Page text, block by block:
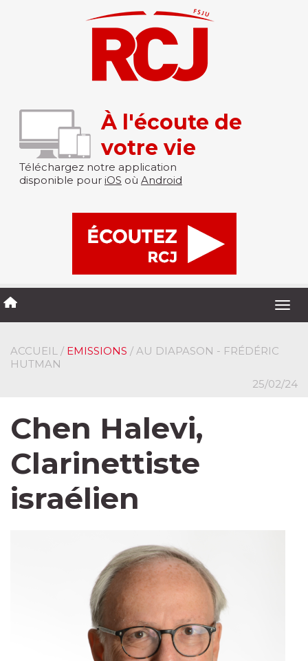
À l'écoute de
votre vie
Téléchargez notre application
disponible pour iOS où Android
ACCUEIL / EMISSIONS / AU DIAPASON - FRÉDÉRIC
HUTMAN
25/02/24
Chen Halevi,
Clarinettiste
israélien